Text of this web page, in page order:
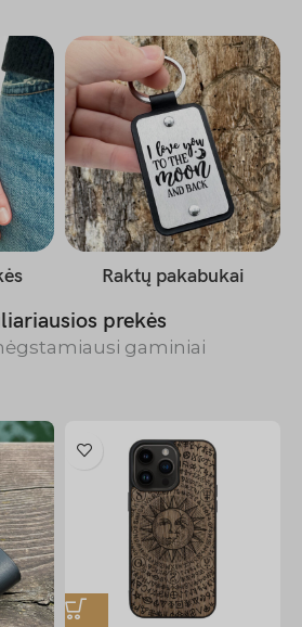
Raktų pakabukai
prekės
gaminiai